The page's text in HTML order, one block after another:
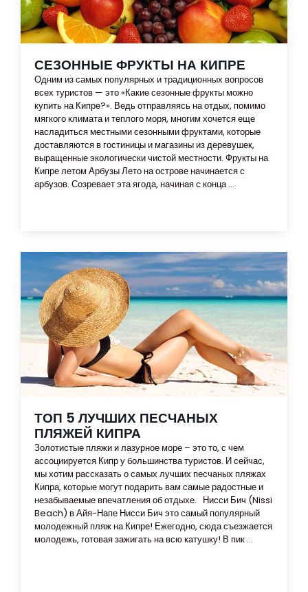
СЕЗОННЫЕ ФРУКТЫ НА КИПРЕ
Одним из самых популярных и традиционных вопросов
всех туристов — это «Какие сезонные фрукты можно
купить на Кипре?». Ведь отправляясь на отдых, помимо
мягкого климата и теплого моря, многим хочется еще
насладиться местными сезонными фруктами, которые
доставляются в гостиницы и магазины из деревушек,
выращенные экологически чистой местности. Фрукты на
Кипре летом Арбузы Лето на острове начинается с
арбузов. Созревает эта ягода, начиная с конца ...
ТОП 5 ЛУЧШИХ ПЕСЧАНЫХ
ПЛЯЖЕЙ КИПРА
Золотистые пляжи и лазурное море – это то, с чем
ассоциируется Кипр у большинства туристов. И сейчас,
мы хотим рассказать о самых лучших песчаных пляжах
Кипра, которые могут подарить вам самые радостные и
незабываемые впечатления об отдыхе. Нисси Бич (Nissi
Beach) в Айя-Напе Нисси Бич это самый популярный
молодежный пляж на Кипре! Ежегодно, сюда съезжается
молодежь, готовая зажигать на всю катушку! В пик ...